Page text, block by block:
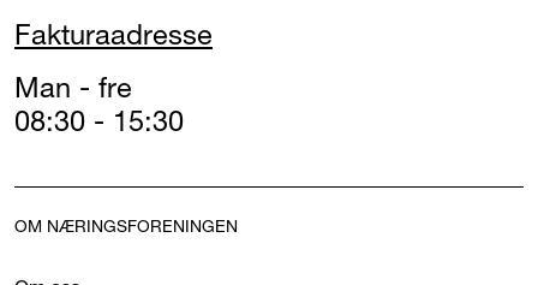
Fakturaadresse
Man - fre
08:30 - 15:30
OM NÆRINGSFORENINGEN